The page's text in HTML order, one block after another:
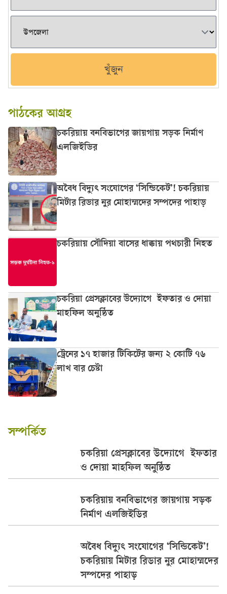
খুঁজুন
পাঠকের আগ্রহ
চকরিয়ায় বনবিভাগের জায়গায় সড়ক নির্মাণ
এলজিইডির
অবৈধ বিদ্যুৎ সংযোগের ‘সিন্ডিকেট’! চকরিয়ায়
মিটার রিডার নুর মোহাম্মদের সম্পদের পাহাড়
চকরিয়ায় সৌদিয়া বাসের ধাক্কায় পথচারী নিহত
চকরিয়া প্রেসক্লাবের উদ্যোগে ইফতার ও দোয়া
মাহফিল অনুষ্ঠিত
ট্রেনের ১৭ হাজার টিকিটের জন্য ২ কোটি ৭৬
লাখ বার চেষ্টা
সম্পর্কিত
চকরিয়া প্রেসক্লাবের উদ্যোগে ইফতার
ও দোয়া মাহফিল অনুষ্ঠিত
চকরিয়ায় বনবিভাগের জায়গায় সড়ক
নির্মাণ এলজিইডির
অবৈধ বিদ্যুৎ সংযোগের ‘সিন্ডিকেট’!
চকরিয়ায় মিটার রিডার নুর মোহাম্মদের
সম্পদের পাহাড়